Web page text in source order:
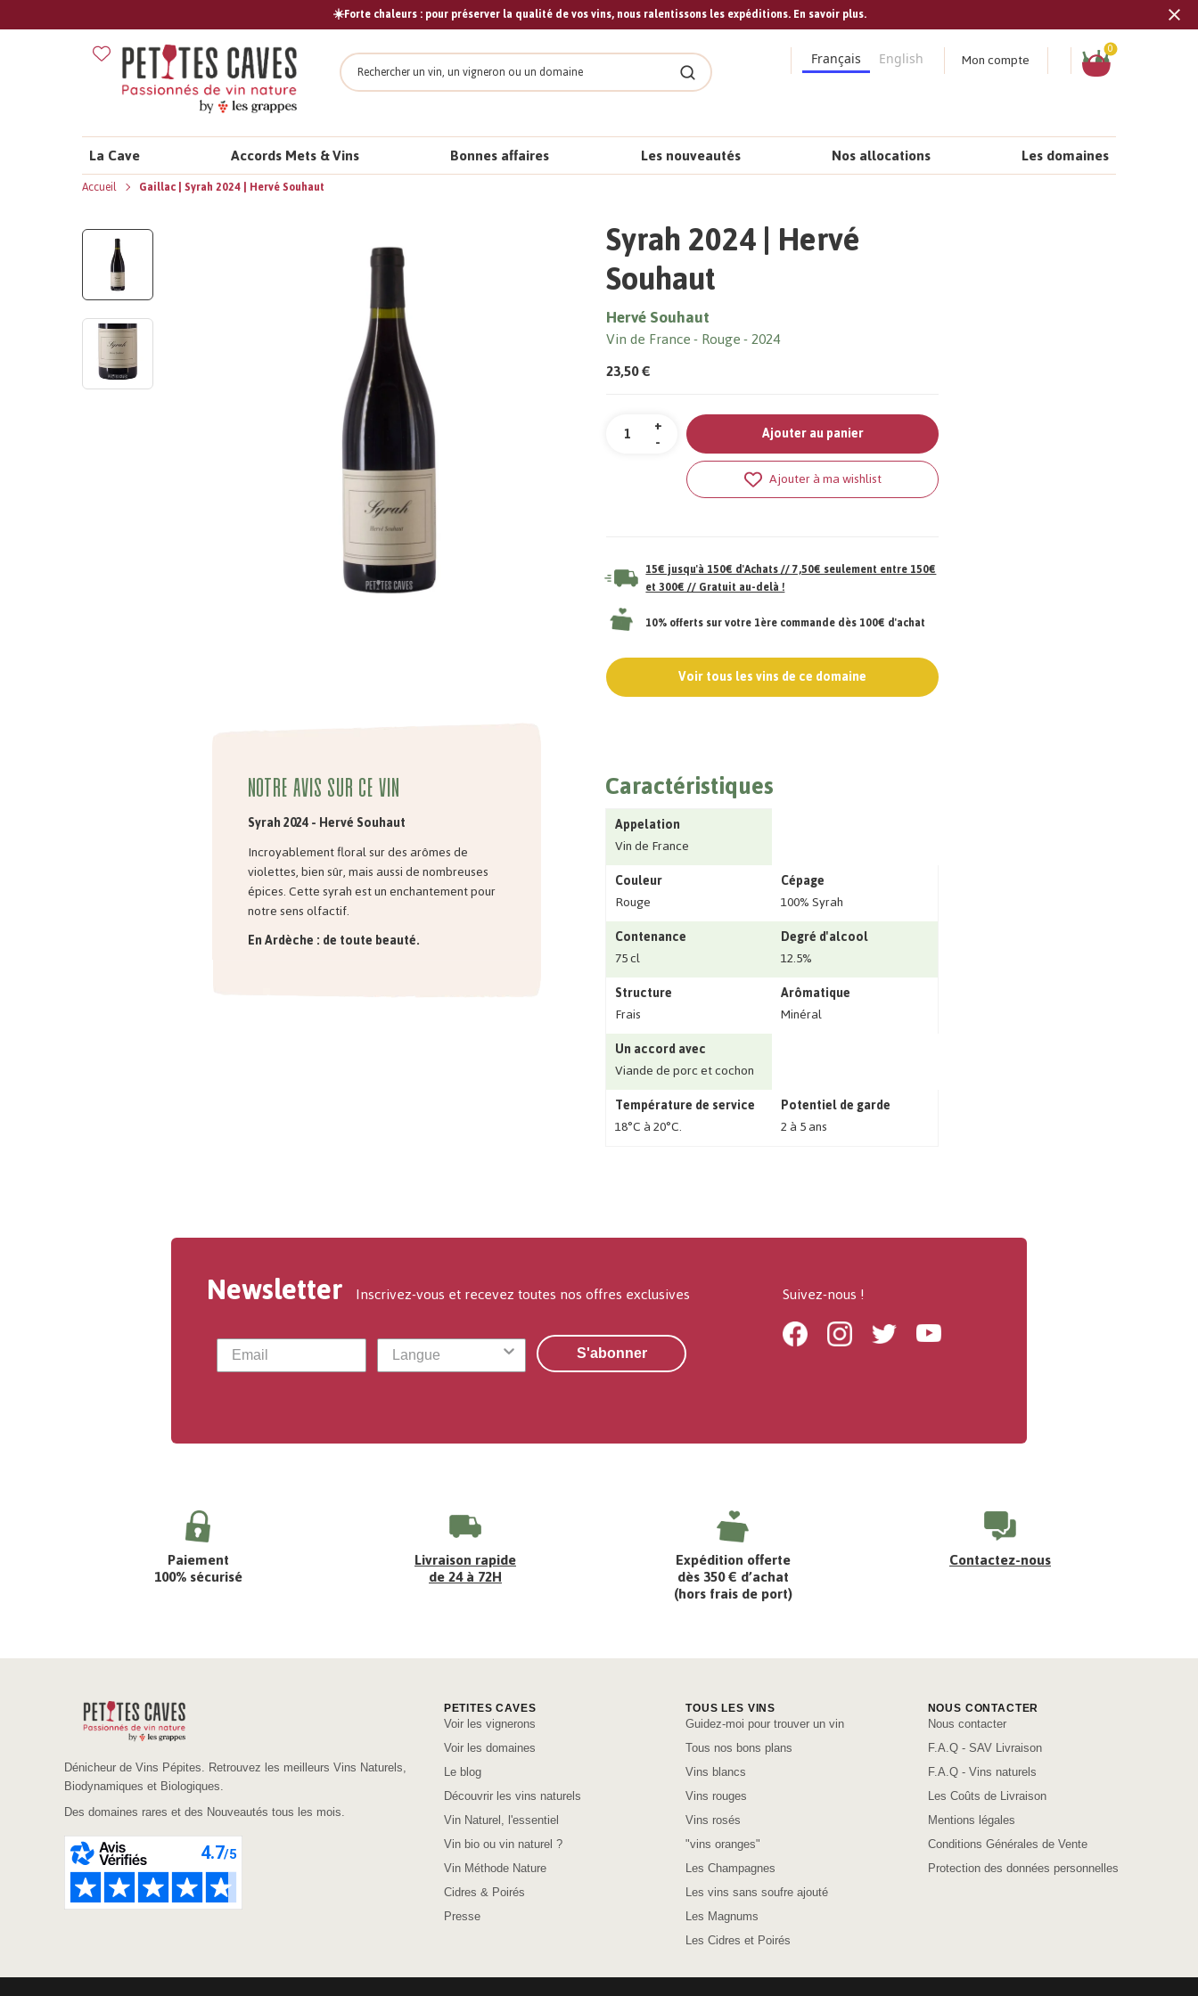
☀️Forte chaleurs : pour préserver la qualité de vos vins, nous ralentissons les expéditions. En savoir plus.
Rechercher
Rechercher
Français English Mon compte
Panier
0
La Cave Accords Mets & Vins Bonnes affaires Les nouveautés Nos allocations Les domaines
Accueil Gaillac | Syrah 2024 | Hervé Souhaut
Syrah 2024 | Hervé
Souhaut
Hervé Souhaut
Vin de France Rouge 2024
23,50 €
Quantité +
-
Ajouter au panier
Ajouter à ma wishlist
15€ jusqu'à 150€ d'Achats // 7,50€ seulement entre 150€
et 300€ // Gratuit au-delà !
10% offerts sur votre 1ère commande dès 100€ d'achat
Voir tous les vins de ce domaine
Notre avis sur ce vin
Syrah 2024 - Hervé Souhaut
Incroyablement floral sur des arômes de
violettes, bien sûr, mais aussi de nombreuses
épices. Cette syrah est un enchantement pour
notre sens olfactif.
EnArdèche : de toute beauté.
Caractéristiques
Appelation
Vin de France
Couleur
Rouge
Cépage
100% Syrah
Contenance
75 cl
Degré d'alcool
12.5%
Structure
Frais
Arômatique
Minéral
Un accord avec
Viande de porc et cochon
Température de service
18°C à 20°C.
Potentiel de garde
2 à 5 ans
Newsletter Inscrivez-vous et recevez toutes nos offres exclusives
S'abonner
Suivez-nous !
FacebookInstagramTwitter Youtube
Paiement
100% sécurisé
Livraison rapide
de 24 à 72H
Expédition offerte
dès 350 € d’achat
(hors frais de port)
Contactez-nous
Dénicheur de Vins Pépites. Retrouvez les meilleurs Vins Naturels,
Biodynamiques et Biologiques.
Des domaines rares et des Nouveautés tous les mois.
PETITES CAVES
Voir les vignerons
Voir les domaines
Le blog
Découvrir les vins naturels
Vin Naturel, l'essentiel
Vin bio ou vin naturel ?
Vin Méthode Nature
Cidres & Poirés
Presse
TOUS LES VINS
Guidez-moi pour trouver un vin
Tous nos bons plans
Vins blancs
Vins rouges
Vins rosés
"vins oranges"
Les Champagnes
Les vins sans soufre ajouté
Les Magnums
Les Cidres et Poirés
NOUS CONTACTER
Nous contacter
F.A.Q - SAV Livraison
F.A.Q - Vins naturels
Les Coûts de Livraison
Mentions légales
Conditions Générales de Vente
Protection des données personnelles